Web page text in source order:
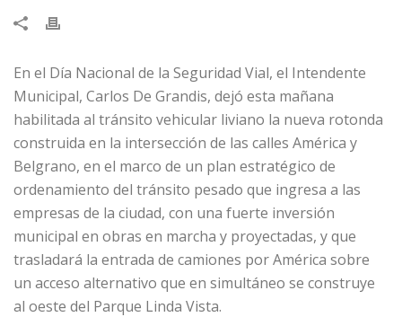
En el Día Nacional de la Seguridad Vial, el Intendente
Municipal, Carlos De Grandis, dejó esta mañana
habilitada al tránsito vehicular liviano la nueva rotonda
construida en la intersección de las calles América y
Belgrano, en el marco de un plan estratégico de
ordenamiento del tránsito pesado que ingresa a las
empresas de la ciudad, con una fuerte inversión
municipal en obras en marcha y proyectadas, y que
trasladará la entrada de camiones por América sobre
un acceso alternativo que en simultáneo se construye
al oeste del Parque Linda Vista.